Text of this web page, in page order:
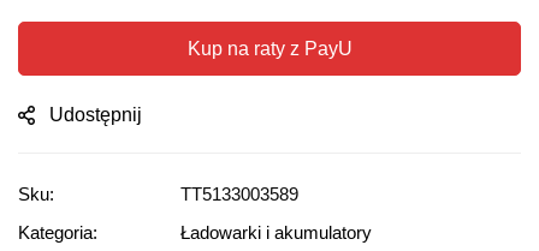
Kup na raty z PayU
Udostępnij
Sku:
TT5133003589
Kategoria:
Ładowarki i akumulatory